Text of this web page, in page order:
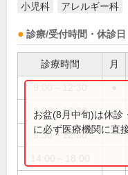
小児科 アレルギー科
診療/受付時間・休診日
診療時間 月
9:00～13:30
9:30～12:30
お盆(8月中旬)は休診
に必ず医療機関に直